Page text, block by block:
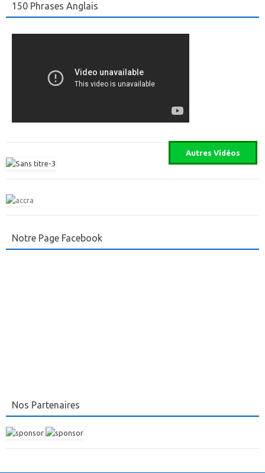
150 Phrases Anglais
Notre Page Facebook
Nos Partenaires